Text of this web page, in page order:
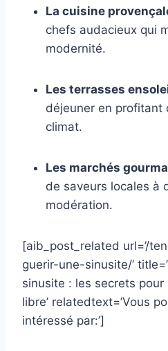
La cuisine
chefs audacieux qui
modernité.
Les terrasses
déjeuner en profitant
climat.
Les marchés
de saveurs locales à
modération.
[aib_post_related url=’/
guerir-une-sinusite/’
sinusite : les secrets
libre’ relatedtext=’Vous
intéressé par:’]